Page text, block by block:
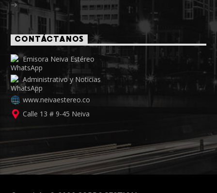
CONTÁCTANOS
Emisora Neiva Estéreo
Administrativo y Noticias
www.neivaestereo.co
Calle 13 # 9-45 Neiva